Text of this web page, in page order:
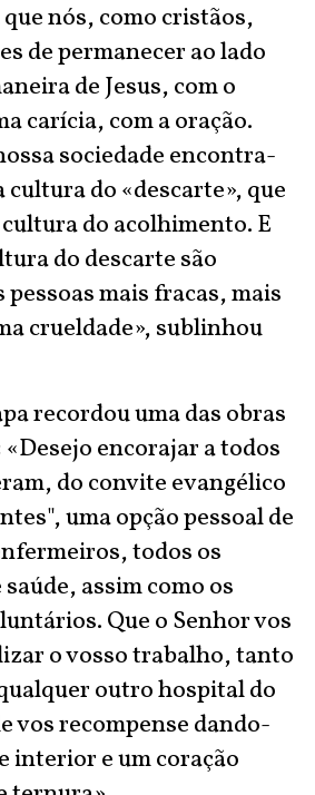
nós, como cristãos,
de permanecer ao lado
de Jesus, com o
carícia, com a oração.
sociedade encontra-
cultura do «descarte», que
do acolhimento. E
do descarte são
mais fracas, mais
crueldade», sublinhou
recordou uma das obras
encorajar a todos
do convite evangélico
uma opção pessoal de
todos os
assim como os
Que o Senhor vos
o vosso trabalho, tanto
outro hospital do
vos recompense dando-
interior e um coração